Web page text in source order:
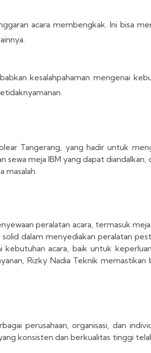
acara membengkak. Ini bisa
kesalahpahaman mengenai
Tangerang, yang hadir untuk
meja IBM yang dapat diandalkan,
masalah.
peralatan acara, termasuk meja
dalam menyediakan peralatan
acara, baik untuk
Rizky Nadia Teknik memastikan
perusahaan, organisasi, dan
konsisten dan berkualitas tinggi